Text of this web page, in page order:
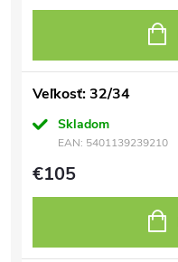
Veľkosť: 32/34
Skladom
EAN: 5401139239210
€105